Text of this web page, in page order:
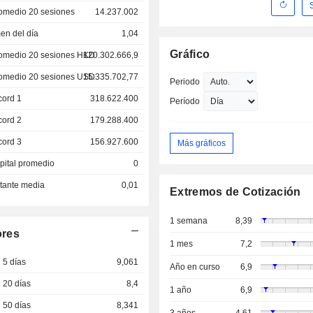
20 sesiones 14.237.002
del día 1,04
20 sesiones HKD120.302.666,9
20 sesiones USD15.335.702,77
1 318.622.400
2 179.288.400
3 156.927.600
promedio 0
media 0,01
5 días 9,061
20 días 8,4
50 días 8,341
Gráfico
Periodo
Período
Más gráficos
Extremos de Cotización
1 semana 8,39
1 mes 7,2
Año en curso 6,9
1 año 6,9